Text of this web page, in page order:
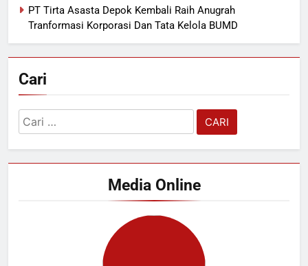
PT Tirta Asasta Depok Kembali Raih Anugrah
Tranformasi Korporasi Dan Tata Kelola BUMD
Cari
Cari
untuk:
Media Online